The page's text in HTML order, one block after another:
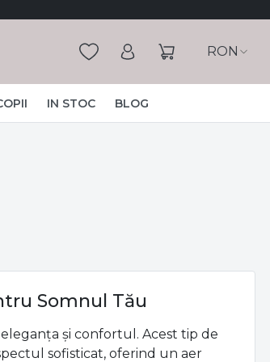
RON
IN STOC BLOG
Somnul Tău
și confortul. Acest tip de
sofisticat, oferind un aer